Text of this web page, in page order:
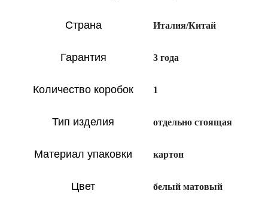
Страна Италия/Китай
Гарантия 3 года
Количество коробок 1
Тип изделия отдельно стоящая
Материал упаковки картон
Цвет белый матовый